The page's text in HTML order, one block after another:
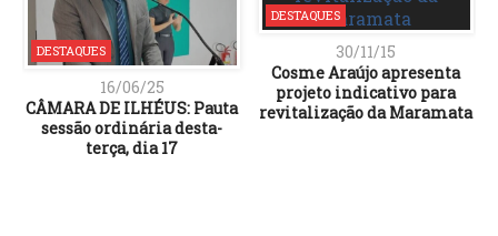
DESTAQUES
16/06/25
CÂMARA DE ILHÉUS: Pauta
sessão ordinária desta-
terça, dia 17
DESTAQUES
30/11/15
Cosme Araújo apresenta
projeto indicativo para
revitalização da Maramata